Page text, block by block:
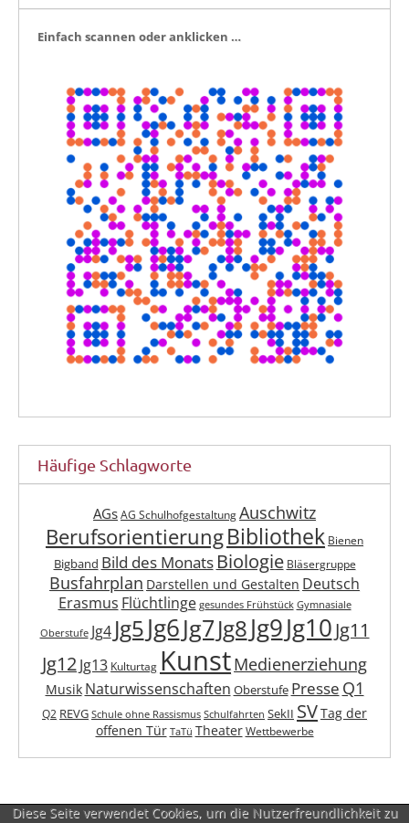
Ein­fach scan­nen oder anklicken …
Häufige Schlagworte
AGs AG Schulhofgestaltung Auschwitz
BerufsorientierungBibliothek Bienen
Bigband Bild des Monats Biologie Bläsergruppe
Busfahrplan Darstellen und Gestalten Deutsch
Erasmus Flüchtlinge gesundes Frühstück Gymnasiale
Oberstufe Jg4 Jg5Jg6Jg7Jg8Jg9Jg10Jg11
Jg12Jg13 Kulturtag KunstMedienerziehung
Musik Naturwissenschaften Oberstufe Presse Q1
Q2 REVG Schule ohne Rassismus Schulfahrten SekII SVTag der
offenen Tür TaTü Theater Wettbewerbe
Diese Seite verwendet Cookies, um die Nutzerfreundlichkeit zu